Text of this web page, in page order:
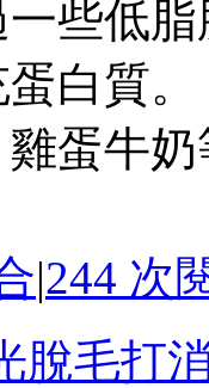
些低
白質
蛋牛
|244 次
脫毛打